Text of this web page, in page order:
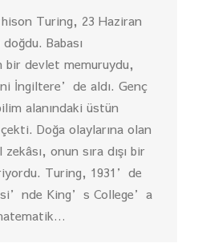
Turing, 23 Haziran
Babası
devlet memuruydu,
İngiltere’de aldı. Genç
alanındaki üstün
Doğa olaylarına olan
onun sıra dışı bir
Turing, 1931’de
King’s College’a